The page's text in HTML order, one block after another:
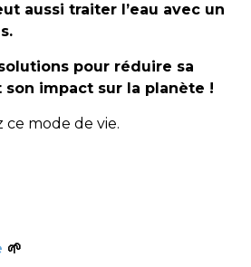
aussi traiter l’eau avec un
pour réduire sa
impact sur la planète !
ce mode de vie.
🌱